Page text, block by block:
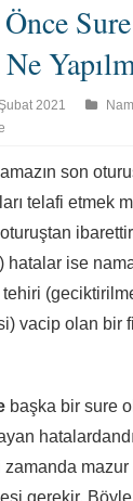
Önce
2021
son
telafi etmek
hatalar ise
vacip olan bir
başka bir sure
mazur
gerekir.